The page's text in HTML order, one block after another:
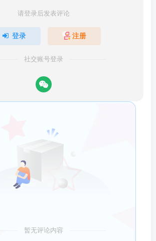
请登录后发表评论
登录 注册
社交账号登录
暂无评论内容